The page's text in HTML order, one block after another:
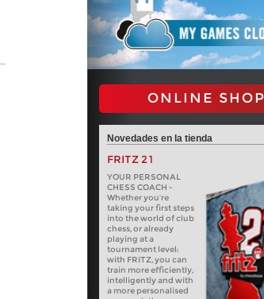
ONLINE SHOP
Novedades en la tienda
FRITZ 21
YOUR PERSONAL
CHESS COACH -
Whether you’re
taking your first steps
into the world of club
chess, or already
playing at a
tournament level:
with FRITZ, you can
train more efficiently,
intelligently and with
a more personalised